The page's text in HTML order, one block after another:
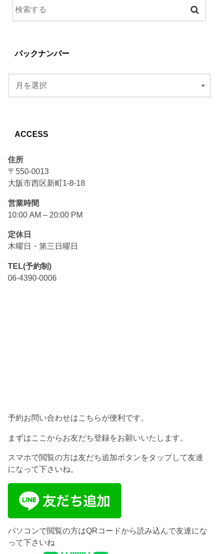
バックナンバー
ACCESS
住所
〒550-0013
大阪市西区新町1-8-18
営業時間
10:00 AM – 20:00 PM
定休日
木曜日・第三日曜日
TEL(予約制)
06-4390-0006
予約お問い合わせはこちらが便利です。
まずはここからお友だち登録をお願いいたします。
スマホで閲覧の方は友だち追加ボタンをタップして友達
になって下さいね。
パソコンで閲覧の方はQRコードから読み込んで友達にな
って下さいね